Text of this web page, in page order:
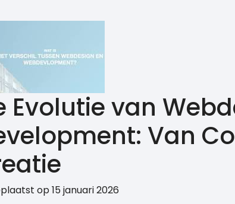
Evolutie van
Van
op 15 januari 2026